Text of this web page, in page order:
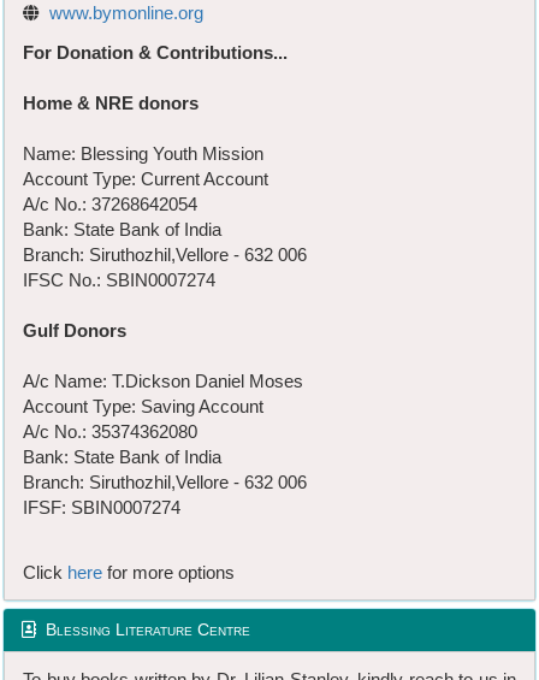
www.bymonline.org
For Donation & Contributions...
Home & NRE donors
Name: Blessing Youth Mission
Account Type: Current Account
A/c No.: 37268642054
Bank: State Bank of India
Branch: Siruthozhil,Vellore - 632 006
IFSC No.: SBIN0007274
Gulf Donors
A/c Name: T.Dickson Daniel Moses
Account Type: Saving Account
A/c No.: 35374362080
Bank: State Bank of India
Branch: Siruthozhil,Vellore - 632 006
IFSF: SBIN0007274
Click here for more options
Blessing Literature Centre